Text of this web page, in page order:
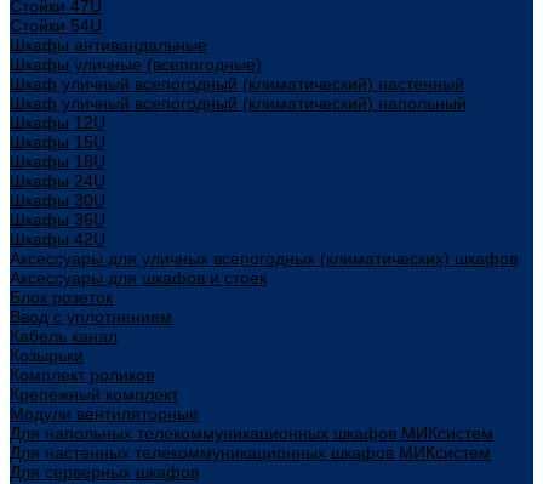
Стойки 47U
Стойки 54U
Шкафы антивандальные
Шкафы уличные (всепогодные)
Шкаф уличный всепогодный (климатический) настенный
Шкаф уличный всепогодный (климатический) напольный
Шкафы 12U
Шкафы 15U
Шкафы 18U
Шкафы 24U
Шкафы 30U
Шкафы 36U
Шкафы 42U
Аксессуары для уличных всепогодных (климатических) шкафов
Аксессуары для шкафов и стоек
Блок розеток
Ввод с уплотнением
Кабель канал
Козырьки
Комплект роликов
Крепежный комплект
Модули вентиляторные
Для напольных телекоммуникационных шкафов МИКсистем
Для настенных телекоммуникационных шкафов МИКсистем
Для серверных шкафов